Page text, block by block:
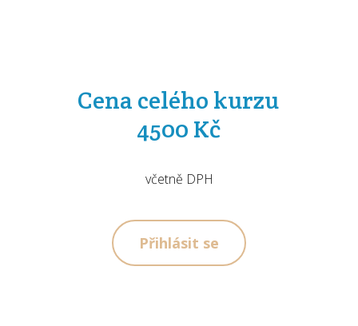
Cena celého kurzu
4500 Kč
včetně DPH
Přihlásit se